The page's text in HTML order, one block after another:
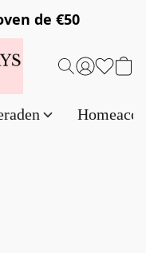
de €50